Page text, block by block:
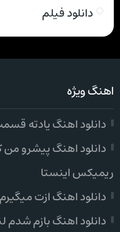
دانلود فیلم
اهنگ ویژه
دانلود اهنگ یادته
دانلود اهنگ پیشرو
ریمیکس اینستا
دانلود اهنگ ازت
دانلود اهنگ بازم